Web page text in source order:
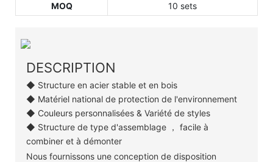
MOQ
10 sets
DESCRIPTION
◆ Structure en acier stable et en bois
◆ Matériel national de protection de l'environnement
◆ Couleurs personnalisées & Variété de styles
◆ Structure de type d'assemblage ， facile à
combiner et à démonter
Nous fournissons une conception de disposition